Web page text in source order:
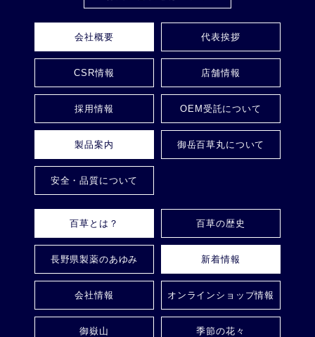
会社概要 代表挨拶
CSR情報 店舗情報
採用情報 OEM受託について
製品案内 御岳百草丸について
安全・品質について
百草とは？ 百草の歴史
長野県製薬のあゆみ 新着情報
会社情報 オンラインショップ情報
御嶽山 季節の花々